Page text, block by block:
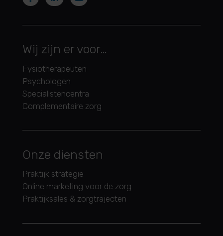
Wij zijn er voor…
Fysiotherapeuten
Psychologen
Specialistencentra
Complementaire zorg
Onze diensten
Praktijk strategie
Online marketing voor de zorg
Praktijksales & zorgtrajecten